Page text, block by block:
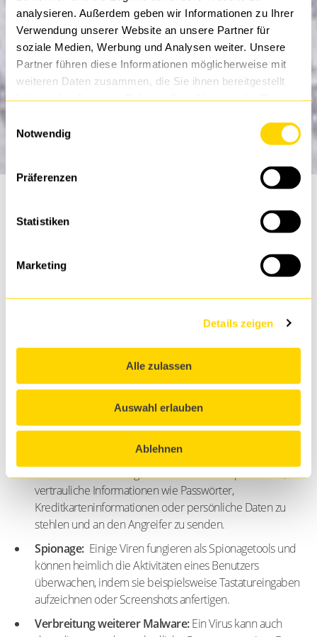
analysieren. Außerdem geben wir Informationen zu Ihrer
Verwendung unserer Website an unsere Partner für
soziale Medien, Werbung und Analysen weiter. Unsere
Partner führen diese Informationen möglicherweise mit
weiteren Daten zusammen, die Sie ihnen bereitgestellt
Notwendig
Präferenzen
Statistiken
Marketing
Details zeigen
Alle zulassen
Auswahl erlauben
Ablehnen
abzielen, in Computersysteme oder Netzwerke einzudringen
und sich dort zu replizieren, um sich zu verbreiten und
(bösartige Software) und werden häufig von
Cyberkriminellen
entwickelt, um verschiedene schädliche Aktivitäten
durchzuführen, wie z. B.:
Zerstörung von Daten:Ein Virus kann so programmiert
sein, dass er Dateien, Programme oder sogar das
gesamte Betriebssystem beschädigt oder löscht.
Datendiebstahl:Einige Viren sind darauf spezialisiert,
vertrauliche Informationen wie Passwörter,
Kreditkarteninformationen oder persönliche Daten zu
stehlen und an den Angreifer zu senden.
Spionage: Einige Viren fungieren als Spionagetools und
können heimlich die Aktivitäten eines Benutzers
überwachen, indem sie beispielsweise Tastatureingaben
aufzeichnen oder Screenshots anfertigen.
Verbreitung weiterer Malware:Ein Virus kann auch